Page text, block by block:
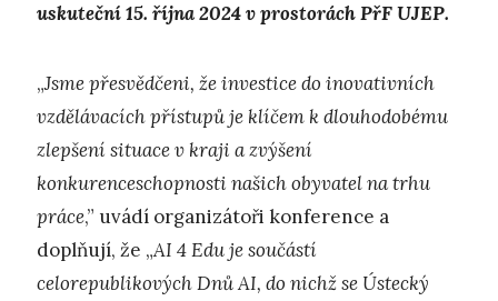
uskuteční 15. října 2024 v prostorách PřF UJEP.
„Jsme přesvědčeni, že investice do inovativních
vzdělávacích přístupů je klíčem k dlouhodobému
zlepšení situace v kraji a zvýšení
konkurenceschopnosti našich obyvatel na trhu
práce,” uvádí organizátoři konference a
doplňují, že „AI 4 Edu je součástí
celorepublikových Dnů AI, do nichž se Ústecký